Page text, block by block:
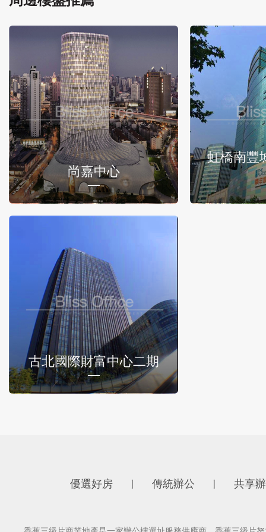
尚嘉中心
虹橋南豐
古北國際財富中心二期
優選好房 傳統辦公 共享